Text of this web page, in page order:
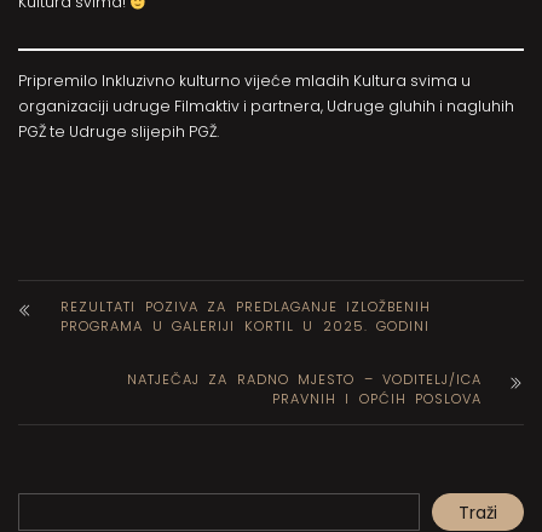
Pripremilo Inkluzivno kulturno vijeće mladih Kultura svima u
organizaciji udruge Filmaktiv i partnera, Udruge gluhih i nagluhih
PGŽ te Udruge slijepih PGŽ.
REZULTATI POZIVA ZA PREDLAGANJE IZLOŽBENIH
PROGRAMA U GALERIJI KORTIL U 2025. GODINI
NATJEČAJ ZA RADNO MJESTO – VODITELJ/ICA
PRAVNIH I OPĆIH POSLOVA
Traži